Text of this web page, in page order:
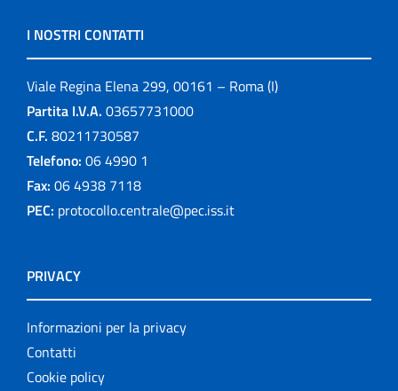
I NOSTRI CONTATTI
Viale Regina Elena 299, 00161 – Roma (I)
Partita I.V.A. 03657731000
C.F. 80211730587
Telefono: 06 4990 1
Fax: 06 4938 7118
PEC: protocollo.centrale@pec.iss.it
PRIVACY
Informazioni per la privacy
Contatti
Cookie policy